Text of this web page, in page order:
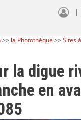
|
>> la Photothèque >>Sites
la digue
en